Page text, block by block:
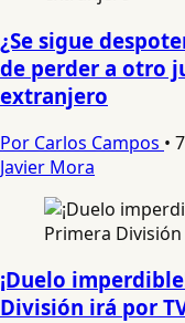
¿Se sigue
de perder a otro
extranjero
Por Carlos Campos •
Javier Mora
¡Duelo
División irá por